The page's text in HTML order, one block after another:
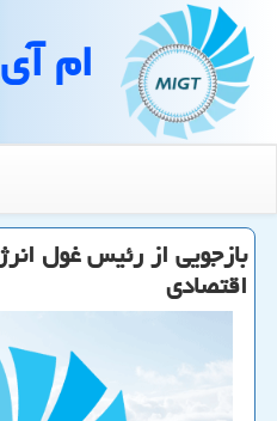
ام
بازجویی از رئیس غول
اقتصادی